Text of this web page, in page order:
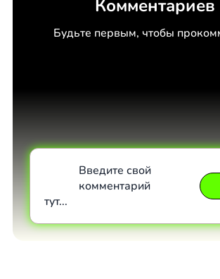
Комментариев
Будьте первым, чтобы
Введите свой
комментарий
тут...